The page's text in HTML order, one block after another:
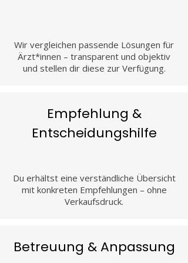
Wir vergleichen passende Lösungen für
Ärzt*innen – transparent und objektiv
und stellen dir diese zur Verfügung.
Empfehlung &
Entscheidungshilfe
Du erhältst eine verständliche Übersicht
mit konkreten Empfehlungen – ohne
Verkaufsdruck.
Betreuung & Anpassung